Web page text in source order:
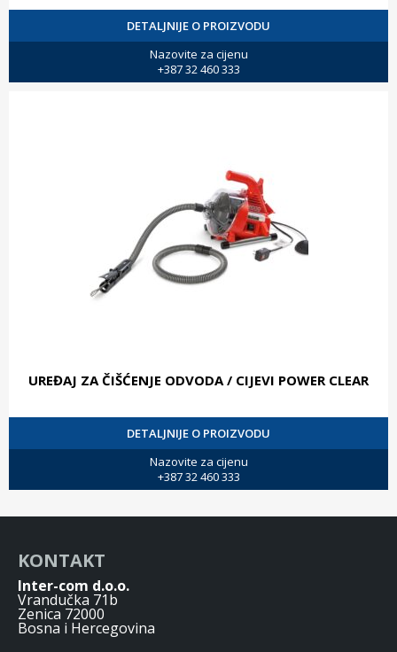
DETALJNIJE O PROIZVODU
Nazovite za cijenu
+387 32 460 333
UREĐAJ ZA ČIŠĆENJE ODVODA / CIJEVI POWER CLEAR
DETALJNIJE O PROIZVODU
Nazovite za cijenu
+387 32 460 333
KONTAKT
Inter-com d.o.o.
Vrandučka 71b
Zenica 72000
Bosna i Hercegovina